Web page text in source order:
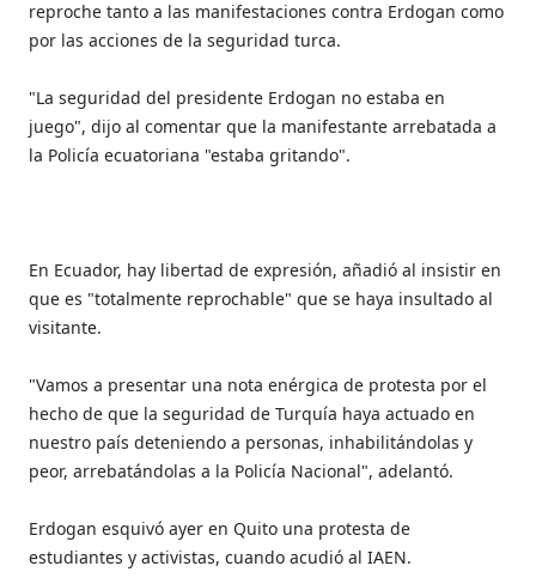
reproche tanto a las manifestaciones contra Erdogan como
por las acciones de la seguridad turca.
"La seguridad del presidente Erdogan no estaba en
juego", dijo al comentar que la manifestante arrebatada a
la Policía ecuatoriana "estaba gritando".
En Ecuador, hay libertad de expresión, añadió al insistir en
que es "totalmente reprochable" que se haya insultado al
visitante.
"Vamos a presentar una nota enérgica de protesta por el
hecho de que la seguridad de Turquía haya actuado en
nuestro país deteniendo a personas, inhabilitándolas y
peor, arrebatándolas a la Policía Nacional", adelantó.
Erdogan esquivó ayer en Quito una protesta de
estudiantes y activistas, cuando acudió al IAEN.